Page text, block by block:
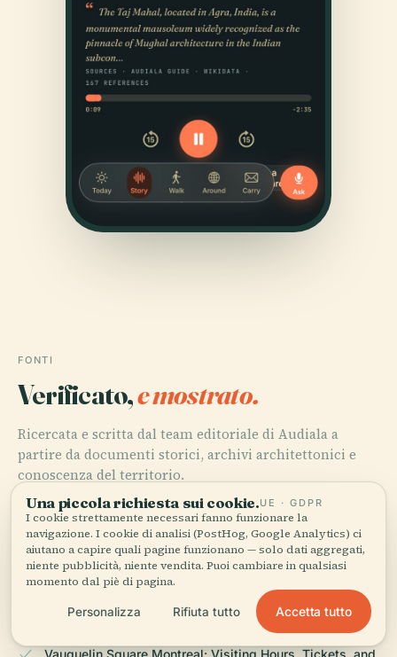
FONTI
Verificato,e mostrato.
Ricercata e scritta dal team editoriale di Audiala a
partire da documenti storici, archivi architettonici e
conoscenza del territorio.
Ultima revisione: April 2026
Vauquelin Square: Visiting Hours, Tickets, and
Historical Insights in Montreal, 2025,
Vauquelin Square Montreal: Visiting Hours, Tickets, and
Una piccola richiesta sui cookie.UE · GDPR
I cookie strettamente necessari fanno funzionare la
navigazione. I cookie di analisi (PostHog, Google Analytics) ci
aiutano a capire quali pagine funzionano — solo dati aggregati,
niente pubblicità, niente vendita. Puoi cambiare in qualsiasi
momento dal piè di pagina.
Personalizza Rifiuta tutto Accetta tutto